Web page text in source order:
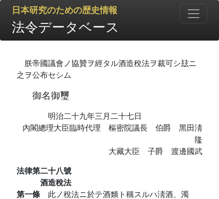
日本研究のための歴史情報
法令データベース
朕帝國議會ノ協贊ヲ經タル酒造稅法ヲ裁可シ玆ニ
之ヲ公布セシム
御名御璽
明治二十九年三月二十七日
內閣總理大臣臨時代理 樞密院議長 伯爵 黑田淸
隆
大藏大臣 子爵 渡邊國武
法律第二十八號
酒造稅法
第一條 此ノ稅法ニ於テ酒類ト稱スルハ淸酒、濁